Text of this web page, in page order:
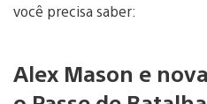
você precisa saber:
Alex Mason e